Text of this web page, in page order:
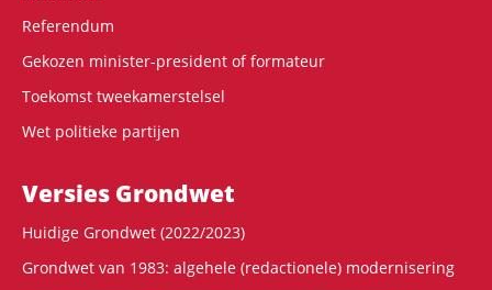
Referendum
Gekozen minister-president of formateur
Toekomst tweekamerstelsel
Wet politieke partijen
Versies Grondwet
Huidige Grondwet (2022/2023)
Grondwet van 1983: algehele (redactionele) modernisering